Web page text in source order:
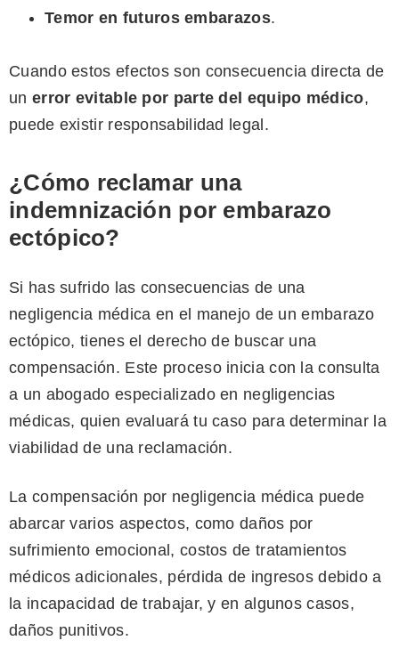
Temor en futuros embarazos.
Cuando estos efectos son consecuencia directa de
un error evitable por parte del equipo médico,
puede existir responsabilidad legal.
¿Cómo reclamar una
indemnización por embarazo
ectópico?
Si has sufrido las consecuencias de una
negligencia médica en el manejo de un embarazo
ectópico, tienes el derecho de buscar una
compensación. Este proceso inicia con la consulta
a un abogado especializado en negligencias
médicas, quien evaluará tu caso para determinar la
viabilidad de una reclamación.
La compensación por negligencia médica puede
abarcar varios aspectos, como daños por
sufrimiento emocional, costos de tratamientos
médicos adicionales, pérdida de ingresos debido a
la incapacidad de trabajar, y en algunos casos,
daños punitivos.